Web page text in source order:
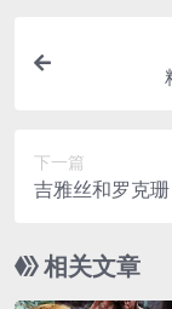
下一篇
吉雅丝和罗克
相关文章